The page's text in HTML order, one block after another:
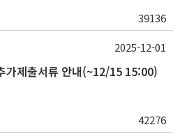
39136
가제출서류 안내(~12/15 15:00)
42276
2025-12-01